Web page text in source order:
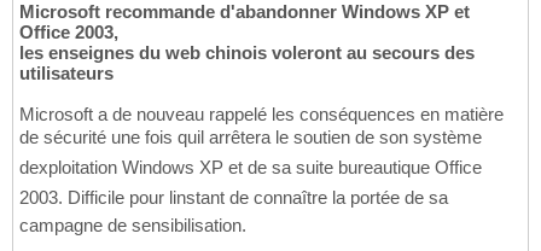
Microsoft recommande d'abandonner Windows XP et
Office 2003,
les enseignes du web chinois voleront au secours des
utilisateurs
Microsoft a de nouveau rappelé les conséquences en matière
de sécurité une fois quil arrêtera le soutien de son système
dexploitation Windows XP et de sa suite bureautique Office
2003. Difficile pour linstant de connaître la portée de sa
campagne de sensibilisation.